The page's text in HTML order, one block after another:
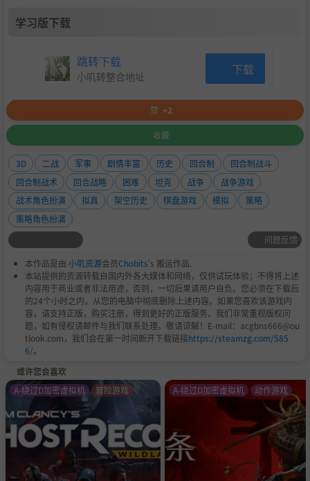
学习版下载
跳转下载
小叽转整合地址 下载
赞 +2
收藏
3D 二战 军事 剧情丰富 历史 回合制
回合制战斗
回合制战术
回合战略 困难 坦克 战争
战争游戏
战术角色扮演
拟真 架空历史 棋盘游戏 模拟
策略
策略角色扮演
问题反馈
本作品是由 小叽资源会员Chobits's 搬运作品.
本站提供的资源转载自国内外各大媒体和网络，仅供试玩体验；不得将上述
内容用于商业或者非法用途，否则，一切后果请用户自负。您必须在下载后
的24个小时之内，从您的电脑中彻底删除上述内容。如果您喜欢该游戏内
容，请支持正版，购买注册，得到更好的正版服务。我们非常重视版权问
题，如有侵权请邮件与我们联系处理。敬请谅解！E-mail：acgbns666@ou
tlook.com，我们会在第一时间断开下载链接https://steamzg.com/585
6/。
或许您会喜欢
A-绕过D加密虚拟机 冒险游戏 A-绕过D加密虚拟机 动作游戏